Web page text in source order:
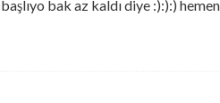
başlıyo bak az kaldı diye :):):)